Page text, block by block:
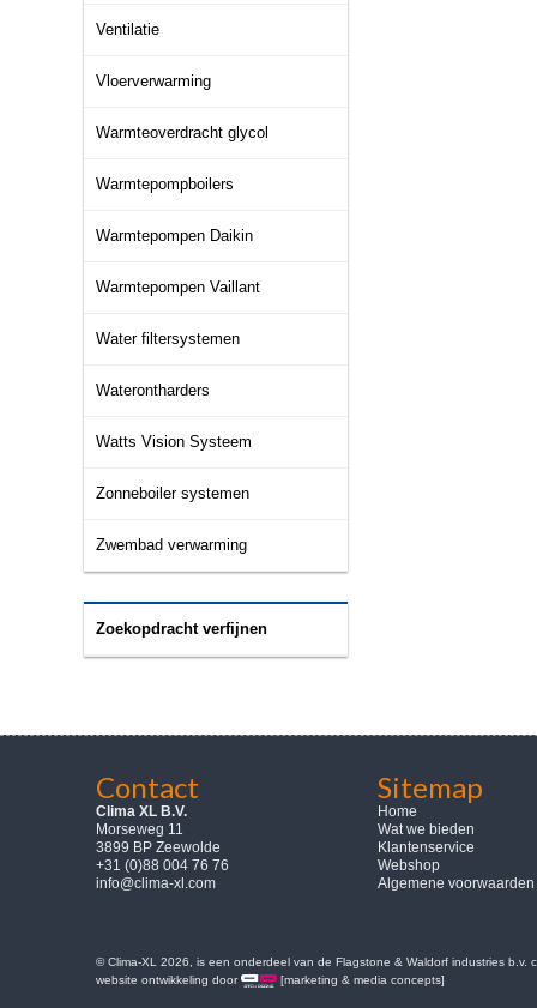
Ventilatie
Vloerverwarming
Warmteoverdracht glycol
Warmtepompboilers
Warmtepompen Daikin
Warmtepompen Vaillant
Water filtersystemen
Waterontharders
Watts Vision Systeem
Zonneboiler systemen
Zwembad verwarming
Zoekopdracht verfijnen
Contact
Clima XL B.V.
Morseweg 11
3899 BP Zeewolde
+31 (0)88 004 76 76
info@clima-xl.com
Sitemap
Home
Wat we bieden
Klantenservice
Webshop
Algemene voorwaarden
© Clima-XL 2026, is een onderdeel van de Flagstone & Waldorf industries b.v.
website ontwikkeling door
[marketing & media concepts]